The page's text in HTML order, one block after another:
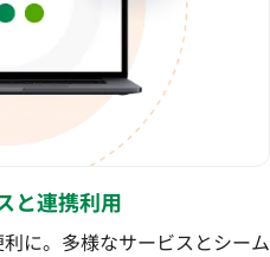
と連携利用
に。多様なサービスとシーム